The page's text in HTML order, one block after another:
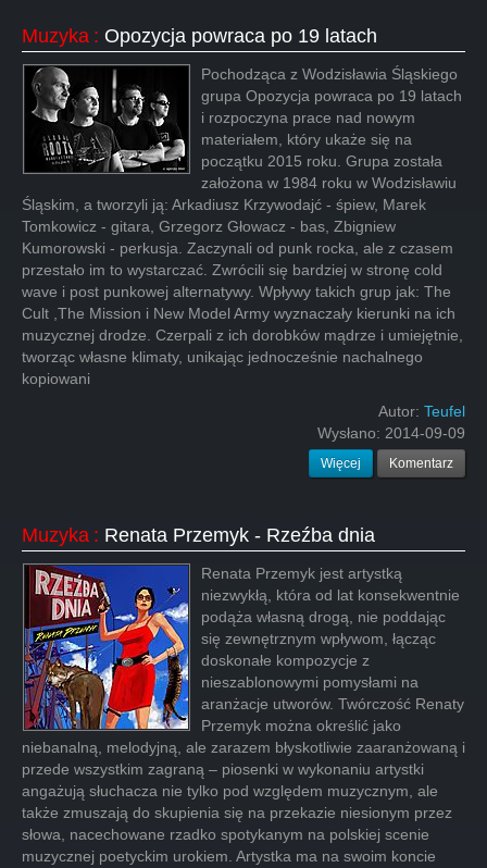
Muzyka : Opozycja powraca po 19 latach
Pochodząca z Wodzisławia Śląskiego
grupa Opozycja powraca po 19 latach
i rozpoczyna prace nad nowym
materiałem, który ukaże się na
początku 2015 roku. Grupa została
założona w 1984 roku w Wodzisławiu
Śląskim, a tworzyli ją: Arkadiusz Krzywodajć - śpiew, Marek
Tomkowicz - gitara, Grzegorz Głowacz - bas, Zbigniew
Kumorowski - perkusja. Zaczynali od punk rocka, ale z czasem
przestało im to wystarczać. Zwrócili się bardziej w stronę cold
wave i post punkowej alternatywy. Wpływy takich grup jak: The
Cult ,The Mission i New Model Army wyznaczały kierunki na ich
muzycznej drodze. Czerpali z ich dorobków mądrze i umiejętnie,
tworząc własne klimaty, unikając jednocześnie nachalnego
kopiowani
Autor: Teufel
Wysłano: 2014-09-09
Więcej Komentarz
Muzyka : Renata Przemyk - Rzeźba dnia
Renata Przemyk jest artystką
niezwykłą, która od lat konsekwentnie
podąża własną drogą, nie poddając
się zewnętrznym wpływom, łącząc
doskonałe kompozycje z
nieszablonowymi pomysłami na
aranżacje utworów. Twórczość Renaty
Przemyk można określić jako
niebanalną, melodyjną, ale zarazem błyskotliwie zaaranżowaną i
przede wszystkim zagraną – piosenki w wykonaniu artystki
angażują słuchacza nie tylko pod względem muzycznym, ale
także zmuszają do skupienia się na przekazie niesionym przez
słowa, nacechowane rzadko spotykanym na polskiej scenie
muzycznej poetyckim urokiem. Artystka ma na swoim koncie